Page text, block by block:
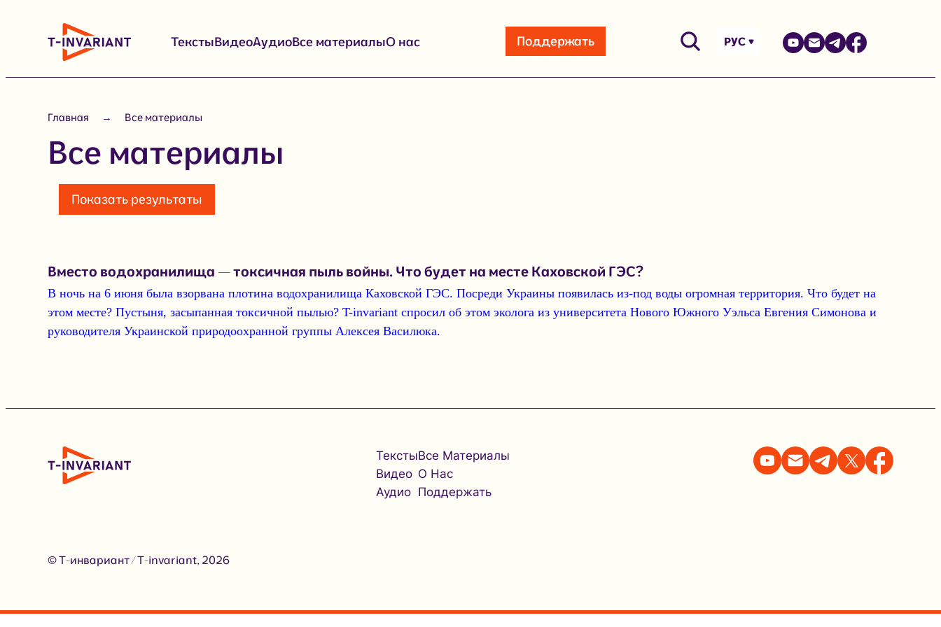
содержимому
ТекстыВидеоАудиоВсе материалыО нас Поддержать РУС
Главная Все материалы
Все материалы
Показать результаты
Вместо водохранилища — токсичная пыль войны. Что будет на месте Каховской ГЭС?
В ночь на 6 июня была взорвана плотина водохранилища Каховской ГЭС. Посреди Украины появилась из-под воды огромная территория. Что будет на
этом месте? Пустыня, засыпанная токсичной пылью? T-invariant спросил об этомэколога из университета Нового Южного Уэльса Евгения Симонова и
руководителя Украинской природоохранной группы Алексея Василюка.
Тексты
Видео
Аудио
Все Материалы
О Нас
Поддержать
© Т-инвариант / T-invariant, 2026